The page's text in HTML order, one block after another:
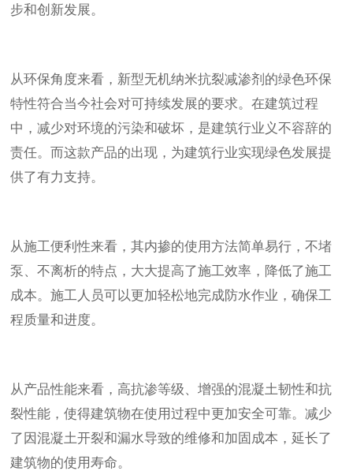
步和创新发展。
从环保角度来看，新型无机纳米抗裂减渗剂的绿色环保
特性符合当今社会对可持续发展的要求。在建筑过程
中，减少对环境的污染和破坏，是建筑行业义不容辞的
责任。而这款产品的出现，为建筑行业实现绿色发展提
供了有力支持。
从施工便利性来看，其内掺的使用方法简单易行，不堵
泵、不离析的特点，大大提高了施工效率，降低了施工
成本。施工人员可以更加轻松地完成防水作业，确保工
程质量和进度。
从产品性能来看，高抗渗等级、增强的混凝土韧性和抗
裂性能，使得建筑物在使用过程中更加安全可靠。减少
了因混凝土开裂和漏水导致的维修和加固成本，延长了
建筑物的使用寿命。